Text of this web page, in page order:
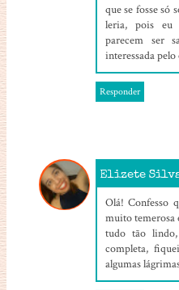
que se fosse só
leria, pois eu
parecem ser
interessada
Responder
Elizete
Olá! Confesso
muito temerosa
tudo tão
completa,
algumas